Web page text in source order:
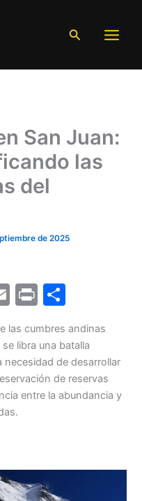
Buscar
San Juan:
las
del
de 2025
E
ai
l
Pr
t
m
p
ar
tir
las cumbres andinas
libra una batalla
necesidad de desarrollar
de reservas
entre la abundancia y